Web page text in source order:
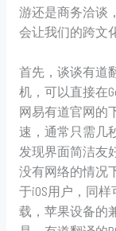
游还是商务洽谈
会让我们的跨文
首先，谈谈有道
机，可以直接在
网易有道官网的
速，通常只需几
发现界面简洁友
没有网络的情况
于iOS用户，同样
载，苹果设备的